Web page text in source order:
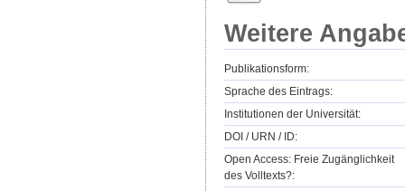
Weitere
Publikationsform:
Sprache des Eintrags:
Institutionen der Universität:
DOI / URN / ID:
Open Access: Freie Zugänglichkeit
des Volltexts?: